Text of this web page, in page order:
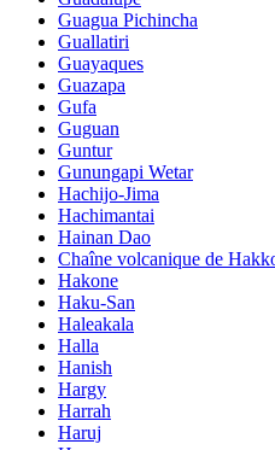
Guagua Pichincha
Guallatiri
Guayaques
Guazapa
Gufa
Guguan
Guntur
Gunungapi Wetar
Hachijo-Jima
Hachimantai
Hainan Dao
Chaîne volcanique de
Hakone
Haku-San
Haleakala
Halla
Hanish
Hargy
Harrah
Haruj